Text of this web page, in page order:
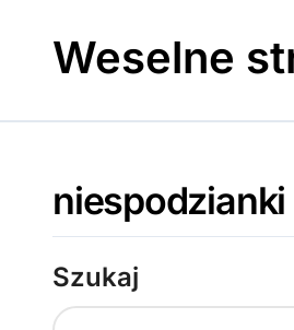
contentWeselne
niespodzianki
Szukaj